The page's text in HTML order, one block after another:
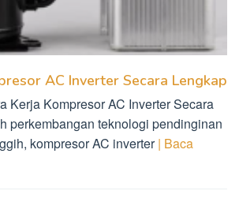
AC Inverter Secara Lengkap
Kerja Kompresor AC Inverter Secara
perkembangan teknologi pendinginan
kompresor AC inverter| Baca